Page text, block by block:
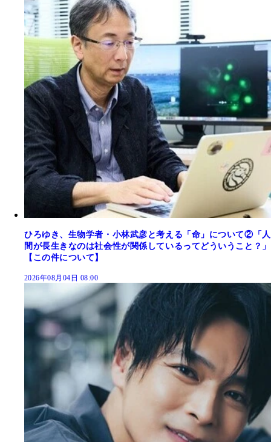
ひろゆき、生物学者・小林武彦と考える「命」について②「人
間が長生きなのは社会性が関係しているってどういうこと？」
【この件について】
2026年08月04日 08:00